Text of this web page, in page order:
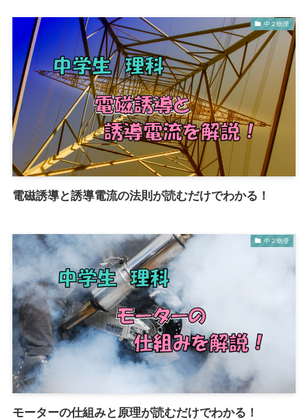
中２物理
電磁誘導と誘導電流の法則が読むだけでわかる！
中２物理
モーターの仕組みと原理が読むだけでわかる！